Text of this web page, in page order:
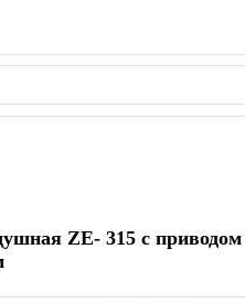
ZE- 315 с